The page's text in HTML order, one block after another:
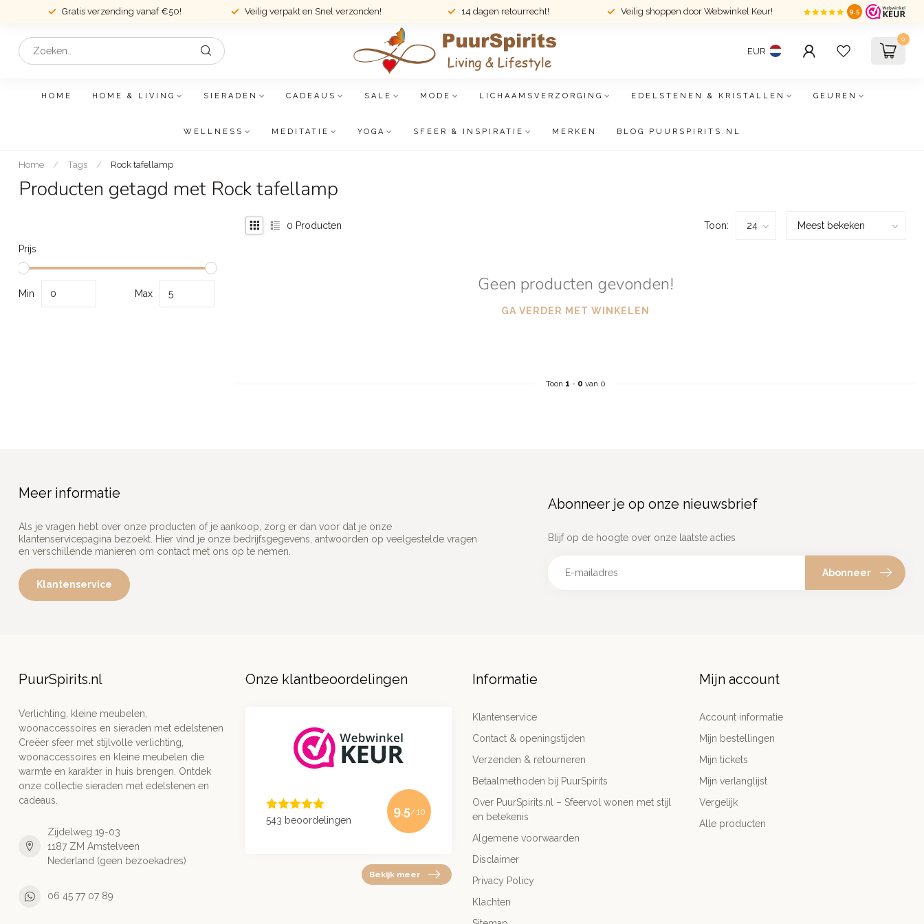
Gratis verzending vanaf €50! Veilig verpakt en Snel verzonden! 14 dagen retourrecht! Veilig shoppen door Webwinkel Keur! 9.5
EUR
0
HOME HOME & LIVING SIERADEN CADEAUS SALE MODE LICHAAMSVERZORGING EDELSTENEN & KRISTALLEN GEUREN
WELLNESS MEDITATIE YOGA SFEER & INSPIRATIE MERKEN BLOG PUURSPIRITS.NL
Home / Tags / Rock tafellamp
Producten getagd met Rock tafellamp
Prijs
Min Max
0 Producten Toon:
Geen producten gevonden!
GA VERDER MET WINKELEN
Toon 1 - 0 van 0
Meer informatie
Als je vragen hebt over onze producten of je aankoop, zorg er dan voor dat je onze
klantenservicepagina bezoekt. Hier vind je onze bedrijfsgegevens, antwoorden op veelgestelde vragen
en verschillende manieren om contact met ons op te nemen.
Klantenservice
Abonneer je op onze nieuwsbrief
Blijf op de hoogte over onze laatste acties
Abonneer
PuurSpirits.nl
Verlichting, kleine meubelen,
woonaccessoires en sieraden met edelstenen
Creëer sfeer met stijlvolle verlichting,
woonaccessoires en kleine meubelen die
warmte en karakter in huis brengen. Ontdek
onze collectie sieraden met edelstenen en
cadeaus.
Zijdelweg 19-03
1187 ZM Amstelveen
Nederland (geen bezoekadres)
06 45 77 07 89
Onze klantbeoordelingen
543 beoordelingen
9.5/10
Bekijk meer
Informatie
Klantenservice
Contact & openingstijden
Verzenden & retourneren
Betaalmethoden bij PuurSpirits
Over PuurSpirits.nl – Sfeervol wonen met stijl
en betekenis
Algemene voorwaarden
Disclaimer
Privacy Policy
Klachten
Mijn account
Account informatie
Mijn bestellingen
Mijn tickets
Mijn verlanglijst
Vergelijk
Alle producten